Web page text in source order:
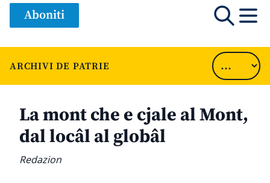
Aboniti
ARCHIVI DE PATRIE
La mont che e cjale al Mont,
dal locâl al globâl
Redazion